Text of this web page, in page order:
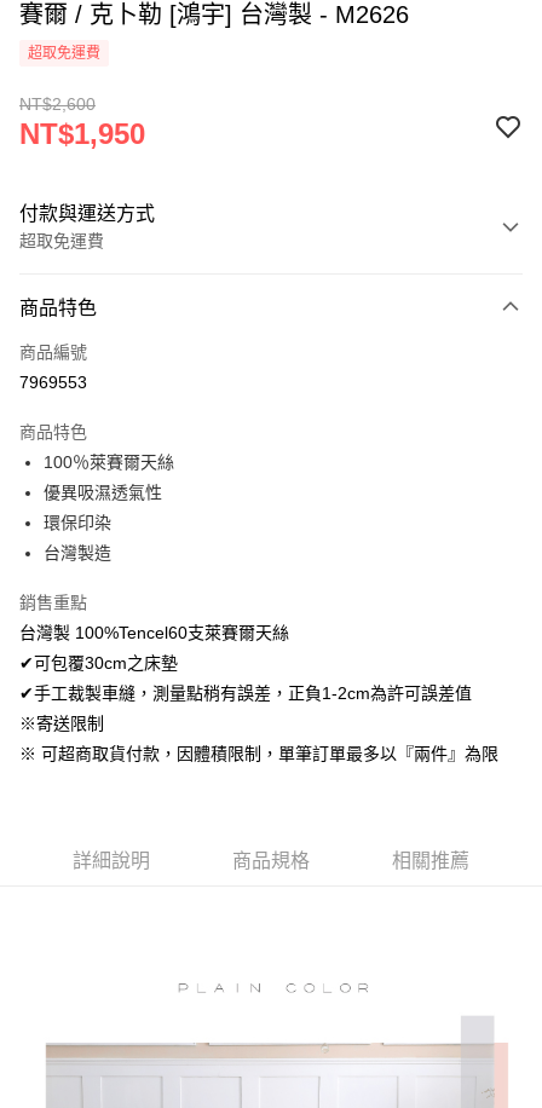
賽爾 / 克卜勒 [鴻宇] 台灣製 - M2626
超取免運費
NT$2,600
NT$1,950
付款與運送方式
超取免運費
信用卡一次付款
超商取貨付款
Apple Pay
悠遊付
Google Pay
AFTEE先享後付
相關說明
AFTEE先享後付是「在收到商品之後才付款」的支付方式。 讓您購物簡單
便利好安心！
１．簡單：不需註冊會員、不需綁卡、不需儲值。
２．便利：只要手機號碼，簡訊認證，即可結帳。
３．安心：先確認商品／服務後，再付款。
２．訂單成立數日內，您將收到繳費通知簡訊。
※ 交易是否成功請以「AFTEE先享後付 」之結帳頁面顯示為準，若有關於
是否繳費成功／繳費後需取消欲退款等相關疑問，請聯繫「AFTEE先享後付
客戶支援中心」https://netprotections.freshdesk.com/support/home
ATM付款
運送方式
全家取貨付款
商品特色
商品編號
7969553
商品特色
100％萊賽爾天絲
優異吸濕透氣性
環保印染
台灣製造
銷售重點
台灣製 100%Tencel60支萊賽爾天絲
✔可包覆30cm之床墊
✔手工裁製車縫，測量點稍有誤差，正負1-2cm為許可誤差值
※寄送限制
※ 可超商取貨付款，因體積限制，單筆訂單最多以『兩件』為限
詳細說明 商品規格 相關推薦